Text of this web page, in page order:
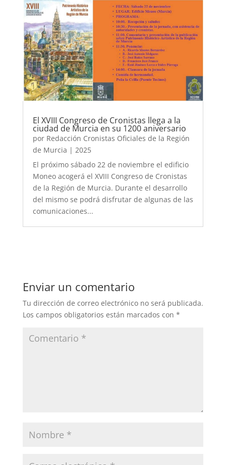
El XVIII Congreso de Cronistas llega a la
ciudad de Murcia en su 1200 aniversario
por Redacción Cronistas Oficiales de la Región
de Murcia | 2025
El próximo sábado 22 de noviembre el edificio
Moneo acogerá el XVIII Congreso de Cronistas
de la Región de Murcia. Durante el desarrollo
del mismo se podrá disfrutar de algunas de las
comunicaciones...
Enviar un comentario
Tu dirección de correo electrónico no será publicada.
Los campos obligatorios están marcados con *